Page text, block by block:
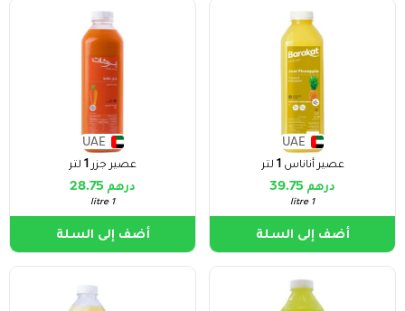
UAE
عصير أناناس 1 لتر
درهم 39.75
1 litre
أضف إلى السلة
UAE
عصير جزر 1 لتر
درهم 28.75
1 litre
أضف إلى السلة